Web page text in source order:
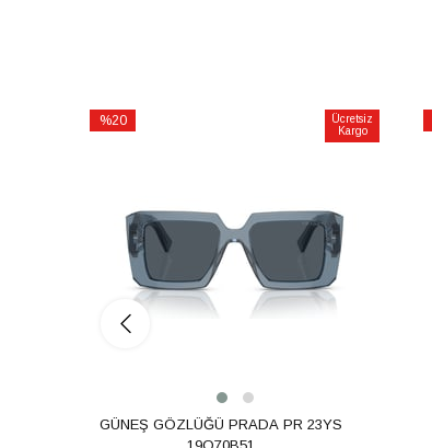
%20
Ücretsiz
Kargo
GÜNEŞ GÖZLÜĞÜ PRADA PR 23YS